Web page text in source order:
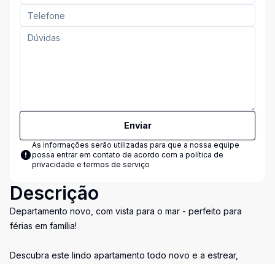
Enviar
As informações serão utilizadas para que a nossa equipe
possa entrar em contato de acordo com a política de
privacidade e termos de serviço
Descrição
Departamento novo, com vista para o mar - perfeito para
férias em família!
Descubra este lindo apartamento todo novo e a estrear,